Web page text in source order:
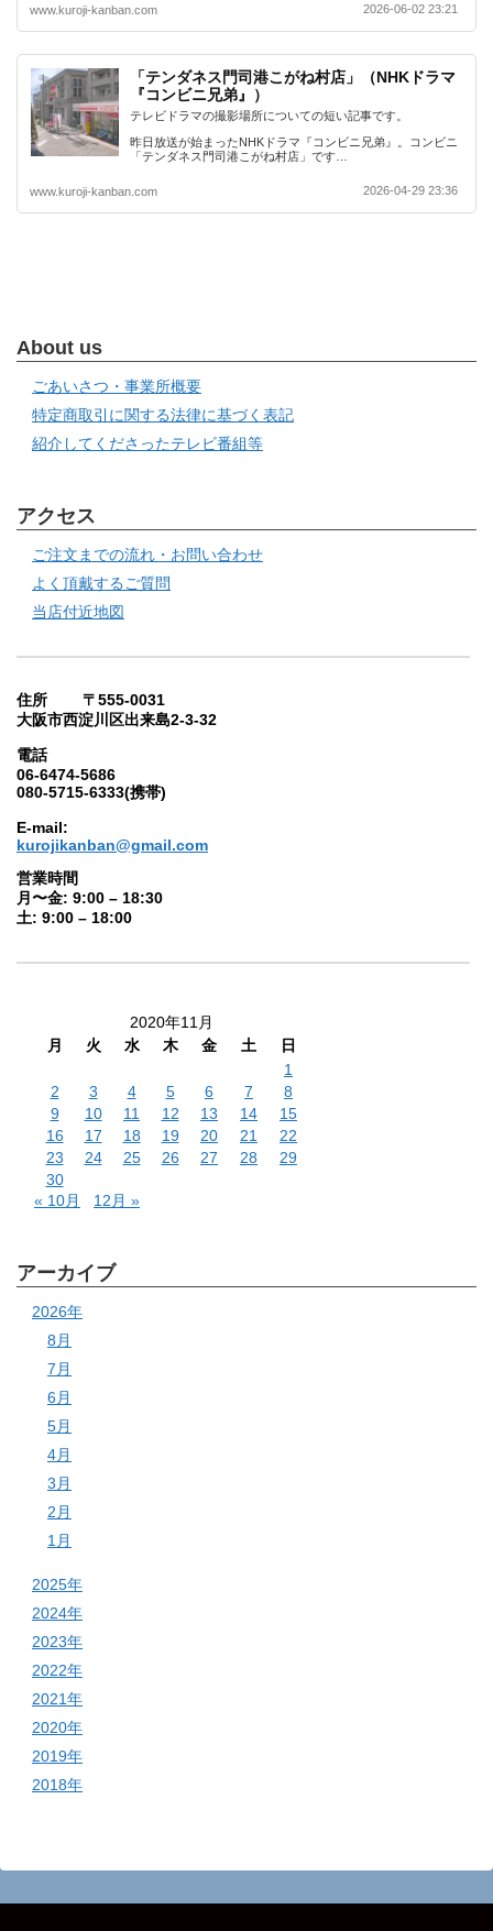
www.kuroji-kanban.com 2026-06-02 23:21
「テンダネス門司港こがね村店」（NHKドラマ
『コンビニ兄弟』）
テレビドラマの撮影場所についての短い記事です。
昨日放送が始まったNHKドラマ『コンビニ兄弟』。コンビニ
「テンダネス門司港こがね村店」です…
www.kuroji-kanban.com 2026-04-29 23:36
About us
ごあいさつ・事業所概要
特定商取引に関する法律に基づく表記
紹介してくださったテレビ番組等
アクセス
ご注文までの流れ・お問い合わせ
よく頂戴するご質問
当店付近地図
住所 〒555-0031
大阪市西淀川区出来島2-3-32
電話
06-6474-5686
080-5715-6333(携帯)
E-mail:
kurojikanban@gmail.com
営業時間
月〜金: 9:00 – 18:30
土: 9:00 – 18:00
2020年11月
月
火 水 木 金 土
日
1
2
3 4 5 6 7
8
9
10 11 12 13 14
15
16
17 18 19 20 21
22
23
24 25 26 27 28
29
30
« 10月
12月 »
アーカイブ
2026年
8月
7月
6月
5月
4月
3月
2月
1月
2025年
2024年
2023年
2022年
2021年
2020年
2019年
2018年